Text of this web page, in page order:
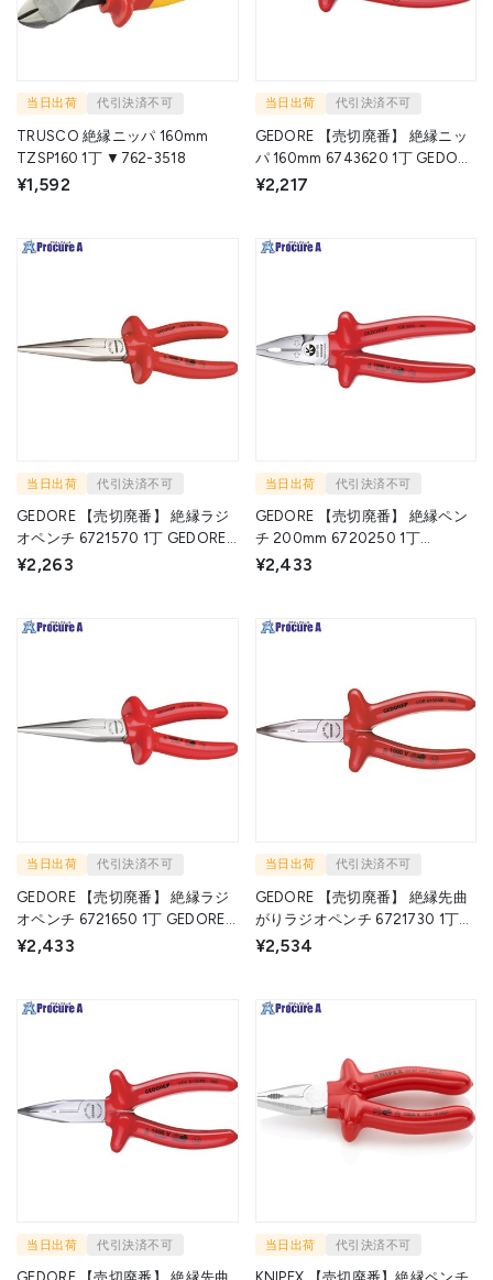
当日出荷 代引決済不可
TRUSCO 絶縁ニッパ 160mm
TZSP160 1丁 ▼762-3518
¥1,592
当日出荷 代引決済不可
GEDORE 【売切廃番】 絶縁ニッ
パ 160mm 6743620 1丁 GEDORE
社 ▼855-6565
¥2,217
当日出荷 代引決済不可
GEDORE 【売切廃番】 絶縁ラジ
オペンチ 6721570 1丁 GEDORE
社 ▼855-6587
¥2,263
当日出荷 代引決済不可
GEDORE 【売切廃番】 絶縁ペン
チ 200mm 6720250 1丁
GEDORE社 ▼855-6562
¥2,433
当日出荷 代引決済不可
GEDORE 【売切廃番】 絶縁ラジ
オペンチ 6721650 1丁 GEDORE
社 ▼855-6588
¥2,433
当日出荷 代引決済不可
GEDORE 【売切廃番】 絶縁先曲
がりラジオペンチ 6721730 1丁
GEDORE社 ▼855-6589
¥2,534
当日出荷 代引決済不可 当日出荷 代引決済不可